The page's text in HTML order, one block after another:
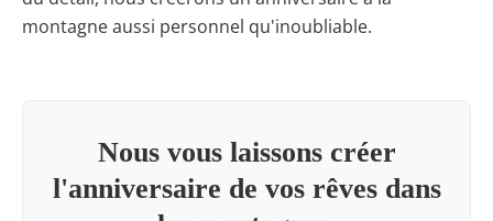
montagne aussi personnel qu'inoubliable.
Nous vous laissons créer
l'anniversaire de vos rêves dans